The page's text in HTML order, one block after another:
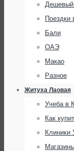
Поездки
Бали
ОАЭ
Макао
Разное
Житуха Лаовая
Учеба в
Как
Клиники